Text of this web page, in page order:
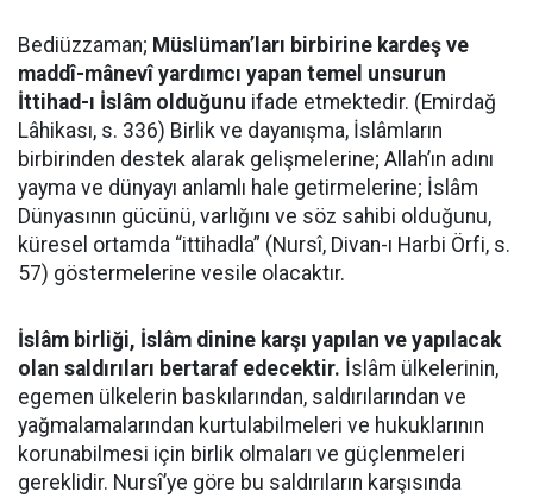
Bediüzzaman; Müslüman’ları birbirine kardeş ve
maddî-mânevî yardımcı yapan temel unsurun
İttihad-ı İslâm olduğunu ifade etmektedir. (Emirdağ
Lâhikası, s. 336) Birlik ve dayanışma, İslâmların
birbirinden destek alarak gelişmelerine; Allah’ın adını
yayma ve dünyayı anlamlı hale getirmelerine; İslâm
Dünyasının gücünü, varlığını ve söz sahibi olduğunu,
küresel ortamda “ittihadla” (Nursî, Divan-ı Harbi Örfi, s.
57) göstermelerine vesile olacaktır.
İslâm birliği, İslâm dinine karşı yapılan ve yapılacak
olan saldırıları bertaraf edecektir. İslâm ülkelerinin,
egemen ülkelerin baskılarından, saldırılarından ve
yağmalamalarından kurtulabilmeleri ve hukuklarının
korunabilmesi için birlik olmaları ve güçlenmeleri
gereklidir. Nursî’ye göre bu saldırıların karşısında